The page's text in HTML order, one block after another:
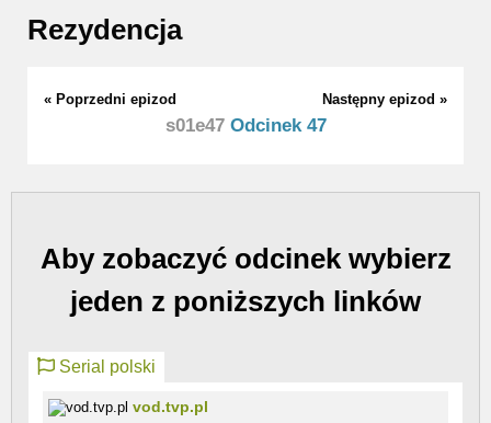
Rezydencja
« Poprzedni epizod Następny epizod »
s01e47Odcinek 47
Aby zobaczyć odcinek wybierz
jeden z poniższych linków
Serial polski
vod.tvp.pl